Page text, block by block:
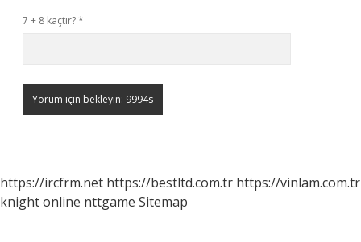
7 + 8 kaçtır?*
https://ircfrm.net https://bestltd.com.tr https://vinlam.com.tr
knight online nttgame Sitemap